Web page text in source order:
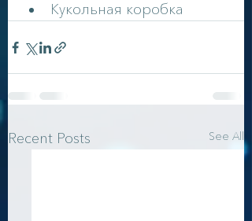
Кукольная коробка
Recent Posts See All